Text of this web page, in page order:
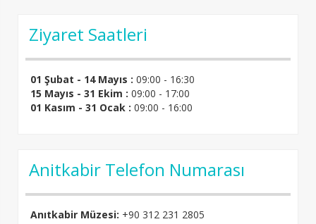
Ziyaret Saatleri
01 Şubat - 14 Mayıs : 09:00 - 16:30
15 Mayıs - 31 Ekim : 09:00 - 17:00
01 Kasım - 31 Ocak : 09:00 - 16:00
Anitkabir Telefon Numarası
Anıtkabir Müzesi: +90 312 231 2805